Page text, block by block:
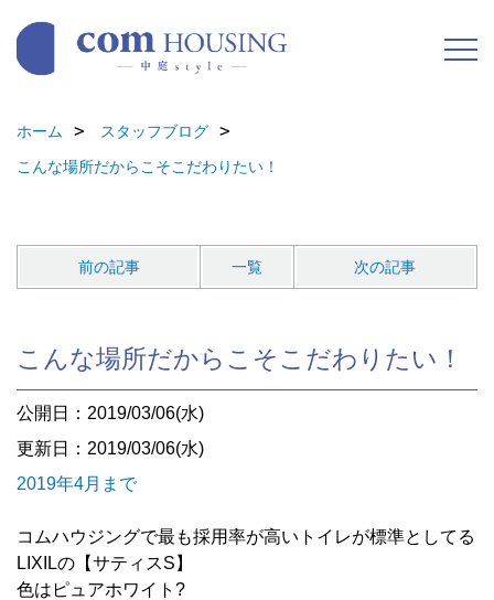
ホーム
スタッフブログ
こんな場所だからこそこだわりたい！
前の記事 一覧 次の記事
こんな場所だからこそこだわりたい！
公開日：2019/03/06(水)
更新日：2019/03/06(水)
2019年4月まで
コムハウジングで最も採用率が高いトイレが標準としてる
LIXILの【サティスS】
色はピュアホワイト?